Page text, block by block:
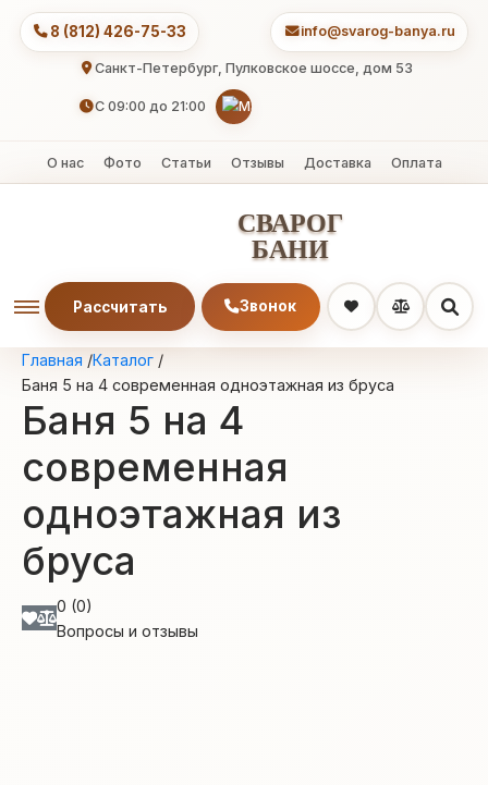
8 (812) 426-75-33 info@svarog-
Санкт-Петербург, Пулковское шоссе, дом 53
C 09:00 до 21:00
О нас Фото Статьи Отзывы Доставка
СВАРОГ
БАНИ
Главная /Каталог /
Баня 5 на 4 современная одноэтажная из бруса
Баня 5 на 4
современная
одноэтажная из
бруса
0 (0)
Вопросы и отзывы